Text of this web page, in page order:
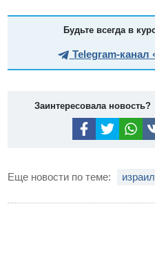
Будьте всегда в
Telegram-канал
Заинтересовала
Еще новости по теме: